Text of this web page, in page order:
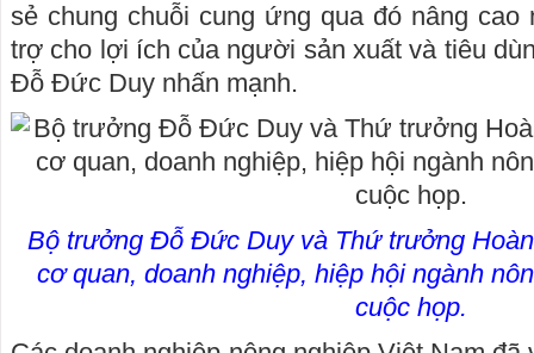
sẻ chung chuỗi cung ứng qua đó nâng cao
trợ cho lợi ích của người sản xuất và tiêu
Đỗ Đức Duy nhấn mạnh.
Bộ trưởng Đỗ Đức Duy và Thứ trưởng
cơ quan, doanh nghiệp, hiệp hội ngành
cuộc họp.